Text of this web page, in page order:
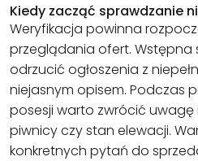
Kiedy zacząć sprawdzanie
Weryfikacja powinna
przeglądania ofert. Wstępna
odrzucić ogłoszenia z
niejasnym opisem. Podczas
posesji warto zwrócić
piwnicy czy stan elewacji.
konkretnych pytań do